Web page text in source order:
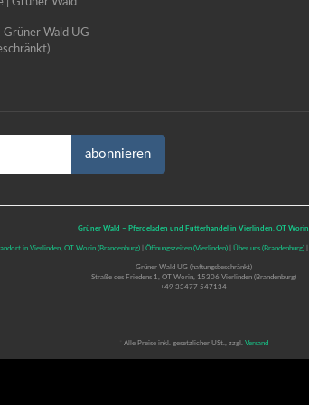
| Grüner Wald
Grüner Wald UG
abonnieren
Grüner Wald – Pferdeladen und Futterhandel in Vierlinden, OT Worin
in Vierlinden, OT Worin (Brandenburg) Öffnungszeiten (Vierlinden) Über uns (Brandenburg)
Grüner Wald UG (haftungsbeschränkt)
Straße des Friedens 1, OT Worin, 15306 Vierlinden (Brandenburg)
+49 33477 547134
Alle Preise inkl. gesetzlicher USt., zzgl. Versand